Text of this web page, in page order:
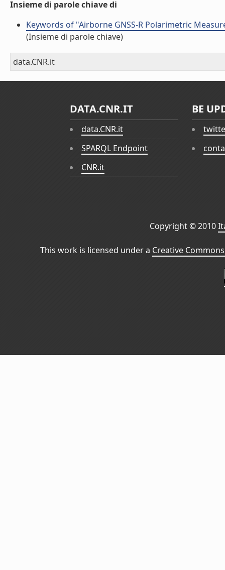
Insieme di parole chiave di
Keywords of "Airborne GNSS-R Polarimetric
(Insieme di parole chiave)
data.CNR.it
DATA.CNR.IT
data.CNR.it
SPARQL Endpoint
CNR.it
BE
Copyright © 2010
This work is licensed under a Creative